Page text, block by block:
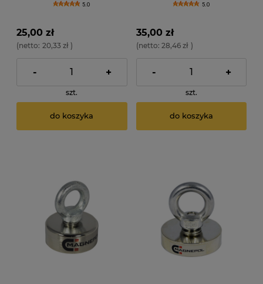
5.0
25,00 zł
(netto: 20,33 zł )
- +
szt.
do koszyka
5.0
35,00 zł
(netto: 28,46 zł )
- +
szt.
do koszyka